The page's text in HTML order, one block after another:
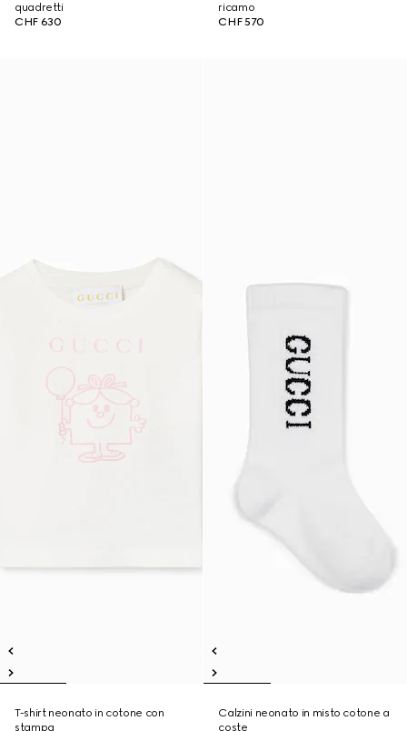
quadretti
CHF 630
ricamo
CHF 570
T-shirt neonato in cotone con
stampa
Calzini neonato in misto cotone a
coste